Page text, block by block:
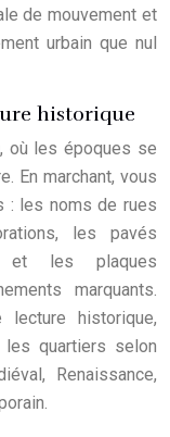
de mouvement et
urbain que nul
historique
, où les époques se
En marchant, vous
: les noms de rues
les pavés
et les plaques
marquants.
historique,
quartiers selon
Renaissance,